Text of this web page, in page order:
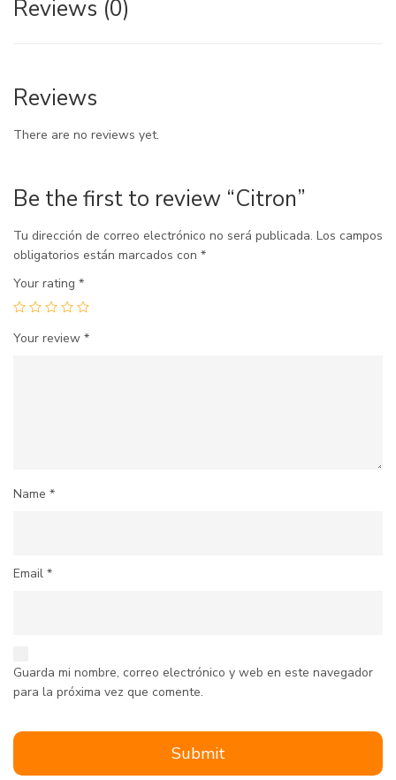
Reviews (0)
Reviews
There are no reviews yet.
Be the first to review “Citron”
Tu dirección de correo electrónico no será publicada. Los campos
obligatorios están marcados con *
Your rating *
Your review *
Name *
Email *
Guarda mi nombre, correo electrónico y web en este navegador
para la próxima vez que comente.